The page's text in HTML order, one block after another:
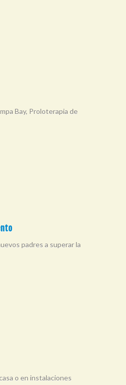
Bay, Proloterapia de
padres a superar la
o en instalaciones